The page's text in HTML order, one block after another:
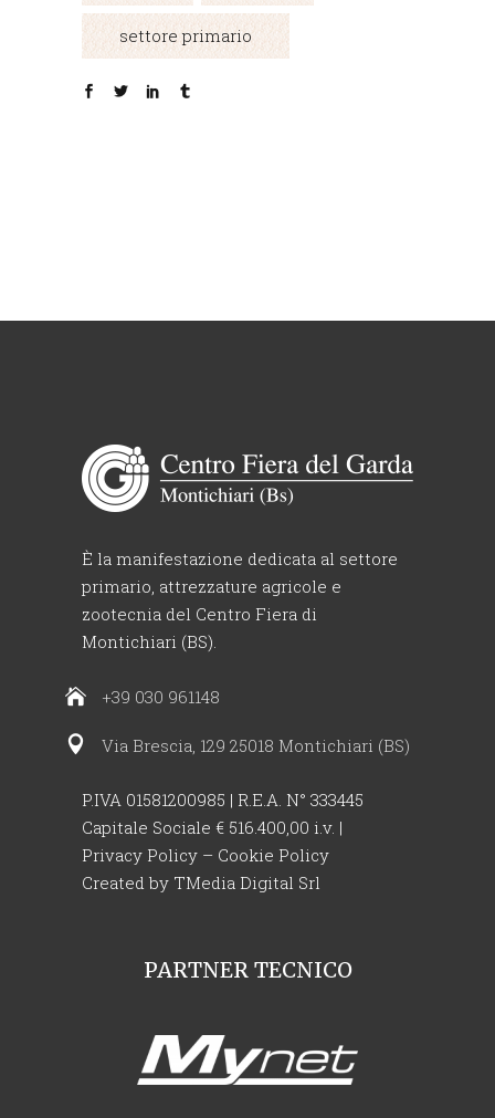
settore primario
È la manifestazione dedicata al settore
primario, attrezzature agricole e
zootecnia del Centro Fiera di
Montichiari (BS).
+39 030 961148
Via Brescia, 129 25018 Montichiari (BS)
P.IVA 01581200985 | R.E.A. N° 333445
Capitale Sociale € 516.400,00 i.v. |
Privacy Policy – Cookie Policy
Created by TMedia Digital Srl
PARTNER TECNICO